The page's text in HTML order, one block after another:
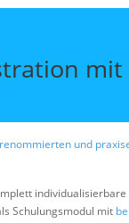
renommierten und
individualisierbare
Schulungsmodul mit